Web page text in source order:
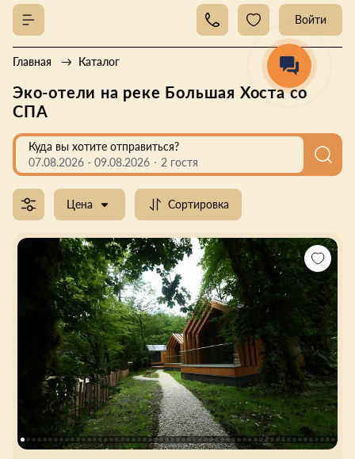
Войти
Главная Каталог
Эко-отели на реке Большая Хоста со
СПА
Куда вы хотите отправиться?
07.08.2026 - 09.08.2026 2 гостя
Цена Сортировка